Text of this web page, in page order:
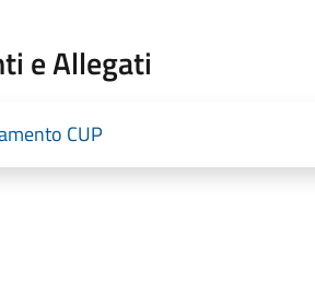
e Allegati
CUP